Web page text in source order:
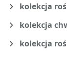
kolekcja
kolekcja
kolekcja